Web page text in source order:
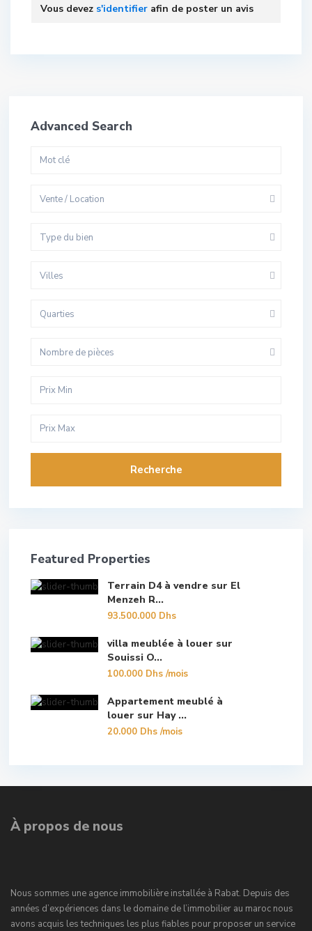
Vous devez s'identifier afin de poster un avis
Advanced Search
Vente / Location
Type du bien
Villes
Quarties
Nombre de pièces
Recherche
Featured Properties
Terrain D4 à vendre sur El
Menzeh R...
93.500.000 Dhs
villa meublée à louer sur
Souissi O...
100.000 Dhs/mois
Appartement meublé à
louer sur Hay ...
20.000 Dhs/mois
À propos de nous
Nous sommes une agence immobilière installée à Rabat. Depuis des
années d’expériences dans le domaine de l’immobilier au maroc nous
avons acquis les techniques les plus fiables pour proposer un service